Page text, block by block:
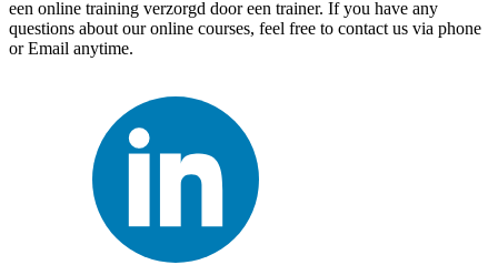
een online training verzorgd door een trainer. If you have any
questions about our online courses, feel free to contact us via phone
or Email anytime.